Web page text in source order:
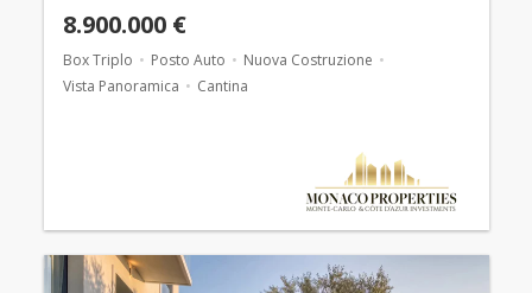
8.900.000 €
Box Triplo Posto Auto
Nuova Costruzione
Vista Panoramica
Cantina